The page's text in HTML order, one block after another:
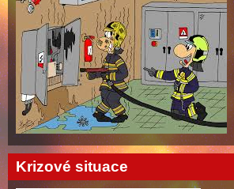
Krizové situace